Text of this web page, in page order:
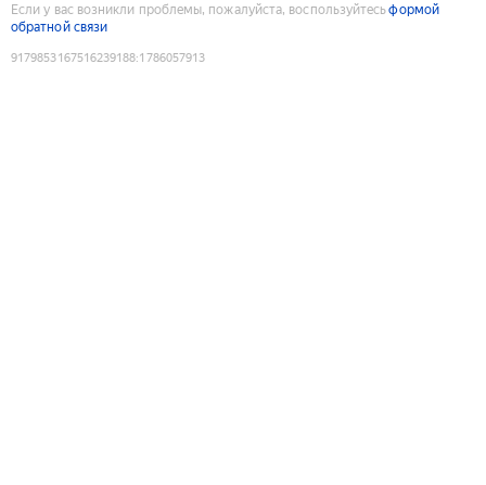
Если у вас возникли проблемы, пожалуйста, воспользуйтесьформой
обратной связи
9179853167516239188:1786057913